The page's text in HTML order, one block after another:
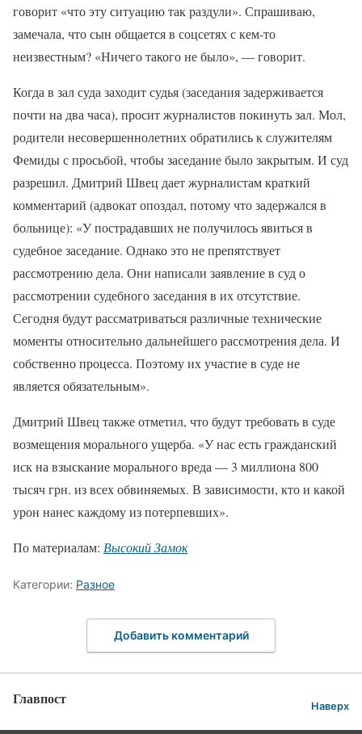
говорит «что эту ситуацию так раздули». Спрашиваю,
замечала, что сын общается в соцсетях с кем-то
неизвестным? «Ничего такого не было», — говорит.
Когда в зал суда заходит судья (заседания задерживается
почти на два часа), просит журналистов покинуть зал. Мол,
родители несовершеннолетних обратились к служителям
Фемиды с просьбой, чтобы заседание было закрытым. И суд
разрешил. Дмитрий Швец дает журналистам краткий
комментарий (адвокат опоздал, потому что задержался в
больнице): «У пострадавших не получилось явиться в
судебное заседание. Однако это не препятствует
рассмотрению дела. Они написали заявление в суд о
рассмотрении судебного заседания в их отсутствие.
Сегодня будут рассматриваться различные технические
моменты относительно дальнейшего рассмотрения дела. И
собственно процесса. Поэтому их участие в суде не
является обязательным».
Дмитрий Швец также отметил, что будут требовать в суде
возмещения морального ущерба. «У нас есть гражданский
иск на взыскание морального вреда — 3 миллиона 800
тысяч грн. из всех обвиняемых. В зависимости, кто и какой
урон нанес каждому из потерпевших».
По материалам: Высокий Замок
Категории: Разное
Добавить комментарий
Главпост Наверх